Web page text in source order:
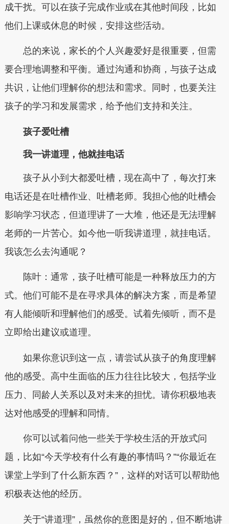
成干扰。可以在孩子完成作业或在其他时间段，比如
他们上课或休息的时候，安排这些活动。
总的来说，家长的个人兴趣爱好是很重要，但需
要合理地调整和平衡。通过沟通和协商，与孩子达成
共识，让他们理解你的想法和需求。同时，也要关注
孩子的学习和发展需求，给予他们支持和关注。
孩子爱吐槽
我一讲道理，他就挂电话
孩子从小到大都爱吐槽，现在高中了，每次打来
电话还是在吐槽作业、吐槽老师。我担心他的吐槽会
影响学习状态，但道理讲了一大堆，他还是无法理解
老师的一片苦心。如今他一听我讲道理，就挂电话。
我该怎么去沟通呢？
陈叶：通常，孩子吐槽可能是一种释放压力的方
式。他们可能不是在寻求具体的解决方案，而是希望
有人能倾听和理解他们的感受。试着先倾听，而不是
立即给出建议或道理。
如果你意识到这一点，请尝试从孩子的角度理解
他的感受。高中生面临的压力往往比较大，包括学业
压力、同龄人关系以及对未来的担忧。请你积极地表
达对他感受的理解和同情。
你可以试着问他一些关于学校生活的开放式问
题，比如“今天学校有什么有趣的事情吗？”“你最近在
课堂上学到了什么新东西？”，这样的对话可以帮助他
积极表达他的经历。
关于“讲道理”，虽然你的意图是好的，但不断地讲